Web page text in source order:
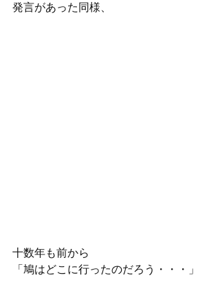
発言があった同様、
十数年も前から
「鳩はどこに行ったのだろう・・・」